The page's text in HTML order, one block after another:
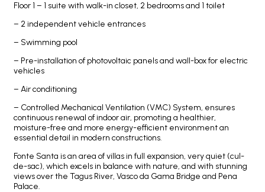
Floor 1 – 1 suite with walk-in closet, 2 bedrooms and 1 toilet
– 2 independent vehicle entrances
– Swimming pool
– Pre-installation of photovoltaic panels and wall-box for electric
vehicles
– Air conditioning
– Controlled Mechanical Ventilation (VMC) System, ensures
continuous renewal of indoor air, promoting a healthier,
moisture-free and more energy-efficient environment an
essential detail in modern constructions.
Fonte Santa is an area of villas in full expansion, very quiet (cul-
de-sac), which excels in balance with nature, and with stunning
views over the Tagus River, Vasco da Gama Bridge and Pena
Palace.